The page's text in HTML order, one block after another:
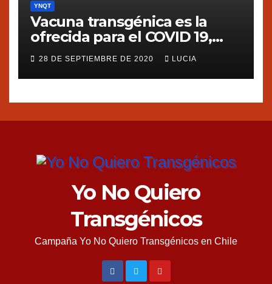
YNQT
Vacuna transgénica es la
ofrecida para el COVID 19,
dice Silvia Ribeiro de ETC
group
28 DE SEPTIEMBRE DE 2020 LUCIA
Yo No Quiero
Transgénicos
Campaña Yo No Quiero Transgénicos en Chile